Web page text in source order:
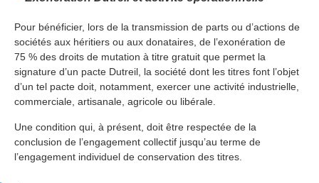
Pour bénéficier, lors de la transmission de parts ou d’actions de
sociétés aux héritiers ou aux donataires, de l’exonération de
75 % des droits de mutation à titre gratuit que permet la
signature d’un pacte Dutreil, la société dont les titres font l’objet
d’un tel pacte doit, notamment, exercer une activité industrielle,
commerciale, artisanale, agricole ou libérale.
Une condition qui, à présent, doit être respectée de la
conclusion de l’engagement collectif jusqu’au terme de
l’engagement individuel de conservation des titres.